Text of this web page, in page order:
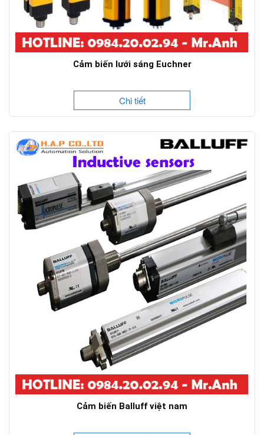
Cảm biến lưới sáng Euchner
Chi tiết
Cảm biến Balluff việt nam